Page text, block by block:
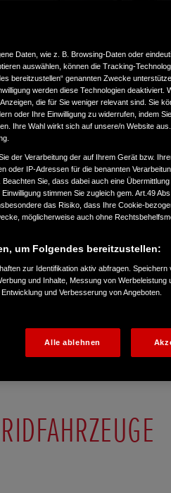
Daten, wie z. B. Browsing-Daten oder
auswählen, können die Tracking-
bereitzustellen“ genannten Zwecke
werden diese Technologien deaktiviert.
die für Sie weniger relevant sind. Sie
oder Ihre Einwilligung zu widerrufen, indem
Ihre Wahl wirkt sich auf unsere/n Website
der Verarbeitung der auf Ihrem Gerät bzw.
oder IP-Adressen für die benannten
Sie, dass dabei auch eine Übermittlung
stimmen Sie zugleich gem. Art.49
das Risiko, dass Ihre Cookie-
möglicherweise auch ohne
um Folgendes bereitzustellen:
zur Identifikation aktiv abfragen. Speichern
und Inhalte, Messung von Werbeleistung
und Verbesserung von Angeboten.
Alle ablehnen